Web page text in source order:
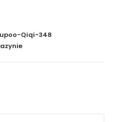
Qiqi-348